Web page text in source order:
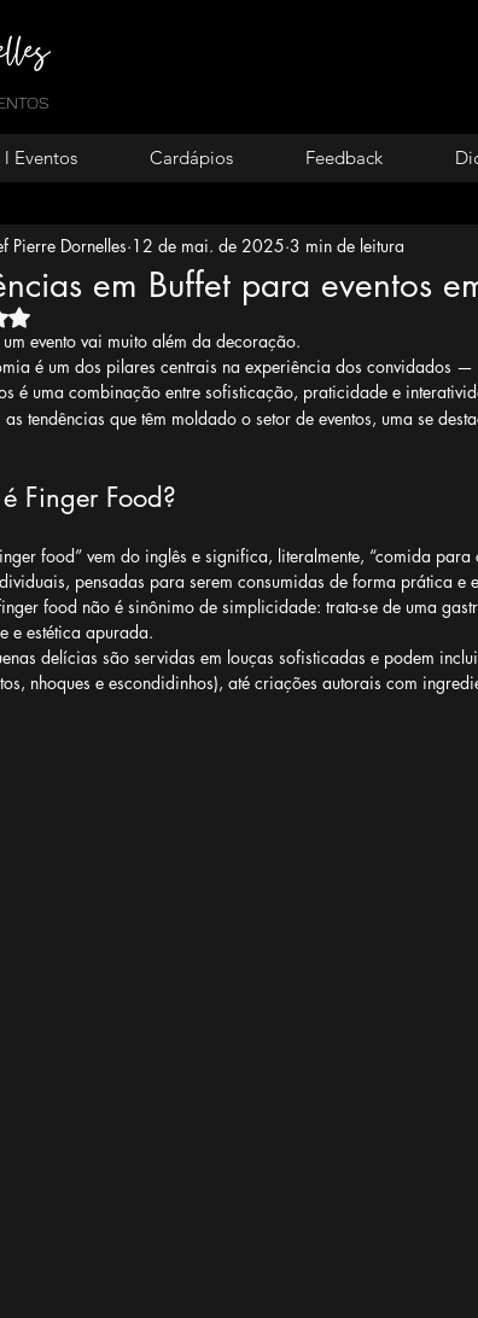
Eventos Cardápios Feedback
em Buffet para eventos
Pierre Dornelles 12 de mai. de 2025 3 min de leitura
com NaN de 5 estrelas.
evento vai muito além da decoração.
é um dos pilares centrais na experiência dos convidados
é uma combinação entre sofisticação, praticidade e
as tendências que têm moldado o setor de eventos, uma se
Finger Food?
food” vem do inglês e significa, literalmente, “comida para
pensadas para serem consumidas de forma prática e
food não é sinônimo de simplicidade: trata-se de uma
e estética apurada.
delícias são servidas em louças sofisticadas e podem
nhoques e escondidinhos), até criações autorais com